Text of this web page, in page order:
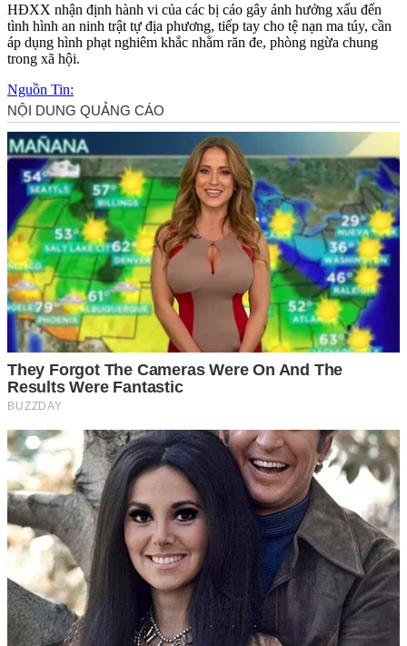
HĐXX nhận định hành vi của các bị cáo gây ảnh hưởng xấu đến
tình hình an ninh trật tự địa phương, tiếp tay cho tệ nạn m‌a tú‌y, cần
áp dụng hình phạt nghiêm khắc nhằm răn đe, phòng ngừa chung
trong xã hội.
Nguồn Tin: